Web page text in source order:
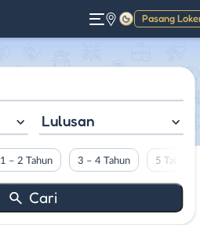
Pasang
Gelap
Lulusan
1 – 2 Tahun 3 – 4 Tahun 5 Tahun